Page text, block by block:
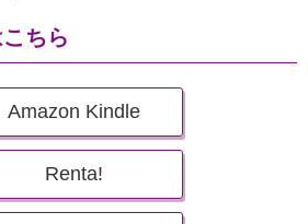
ちら
Amazon Kindle
Renta!